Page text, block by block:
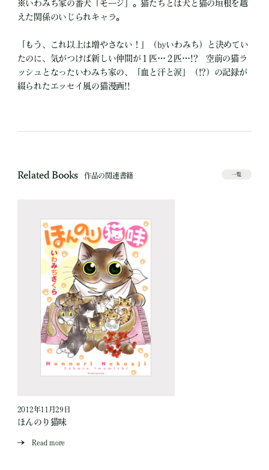
※いわみち家の番犬「モージ」。猫たちとは犬と猫の垣根を越
えた関係のいじられキャラ。
「もう、これ以上は増やさない！」（byいわみち）と決めてい
たのに、気がつけば新しい仲間が１匹…２匹…!? 空前の猫ラ
ッシュとなったいわみち家の、「血と汗と涙」（!?）の記録が
綴られたエッセイ風の猫漫画!!
Related Books 作品の関連書籍 一覧
2012年11月29日
ほんのり猫味
Read more